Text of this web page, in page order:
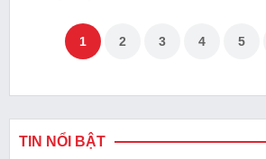
1 2 3 4 5
TIN NỔI BẬT